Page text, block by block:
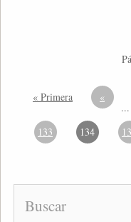
« Primera «
...
133 134
Buscar